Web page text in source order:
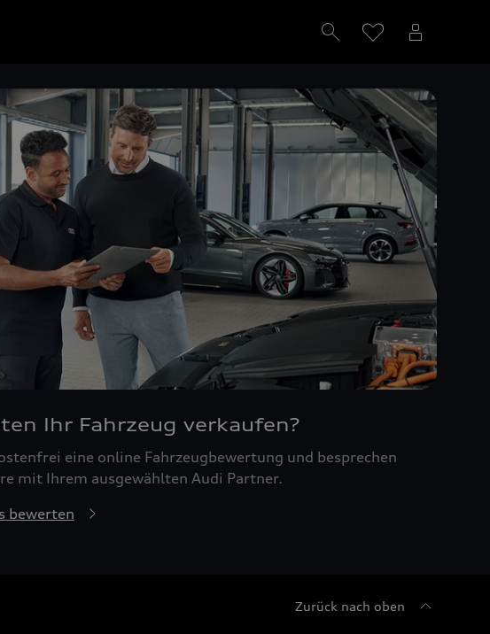
Ihr Fahrzeug verkaufen?
eine online Fahrzeugbewertung und besprechen
mit Ihrem ausgewählten Audi Partner.
bewerten
Zurück nach oben